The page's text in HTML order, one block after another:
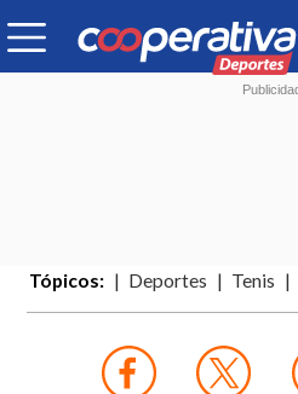
Tópicos: Deportes Tenis